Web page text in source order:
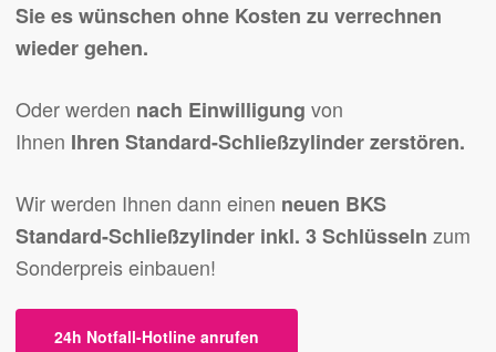
Sie es wünschen ohne Kosten zu verrechnen
wieder gehen.
Oder werden nach Einwilligung von
Ihnen Ihren Standard-Schließzylinder zerstören.
Wir werden Ihnen dann einen neuen BKS
Standard-Schließzylinder inkl. 3 Schlüsseln zum
Sonderpreis einbauen!
24h Notfall-Hotline anrufen